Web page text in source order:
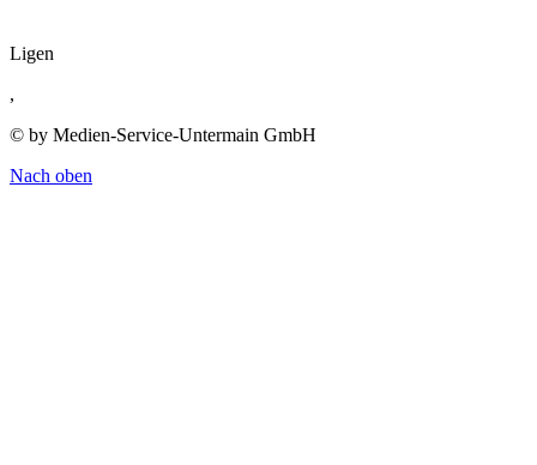
Ligen
,
© by Medien-Service-Untermain GmbH
Nach oben